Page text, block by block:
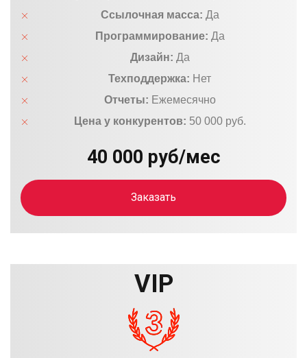
Ссылочная масса: Да
Программирование: Да
Дизайн: Да
Техподдержка: Нет
Отчеты: Ежемесячно
Цена у конкурентов: 50 000 руб.
40 000 руб/мес
Заказать
VIP